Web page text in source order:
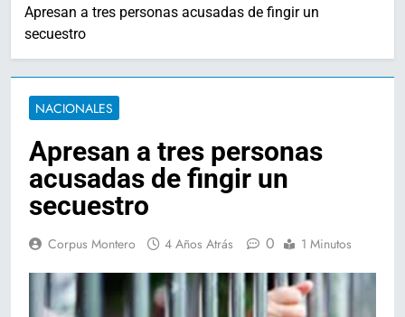
Apresan a tres personas acusadas de fingir un
secuestro
NACIONALES
Apresan a tres personas
acusadas de fingir un
secuestro
Corpus Montero 4 Años Atrás 0 1 Minutos